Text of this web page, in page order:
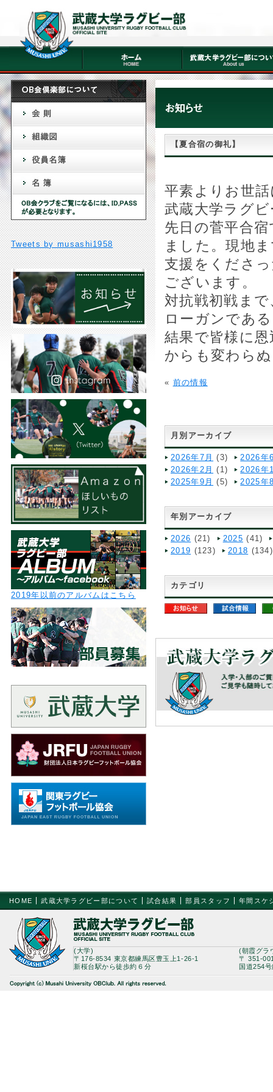
【夏合宿の御礼】
平素よりお世
武蔵大学ラグ
先日の菅平合
ました。現地
支援をくださ
ございます。
対抗戦初戦ま
ローガンであ
結果で皆様に
からも変わら
« 前の情報
月別アーカイブ
2026年7月 (3)
2026年
2026年2月 (1)
2026年
2025年9月 (5) 2025年
年別アーカイブ
2026 (21) 2025 (41)
2019 (123) 2018 (134)
カテゴリ
Tweets by musashi1958
2019年以前のアルバムはこちら
HOME 武蔵大学ラグビー部について 試合結果 部員スタッフ 年間スケ
(大学)
〒176-8534 東京都練馬区豊玉上1-26-1
新桜台駅から徒歩約６分
(朝霞グラ
〒 351-
国道254